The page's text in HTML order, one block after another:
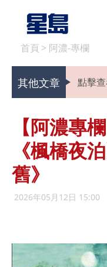
首頁 > 阿濃-專欄
其他文章 點擊
【阿濃專
《楓橋夜
舊》
2026年05月12日 15:00